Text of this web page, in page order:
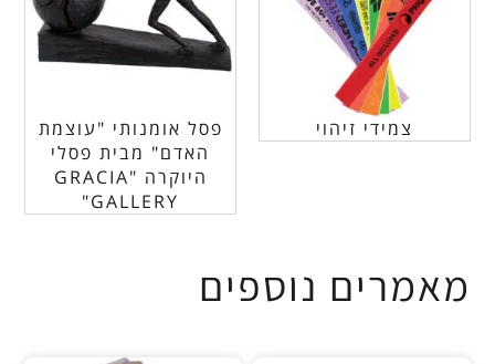
צמידי זיהוי
פסל אומנותי "עוצמת
האדם" מבית פסלי
היוקרה "GRACIA
GALLERY"
מאמרים נוספים